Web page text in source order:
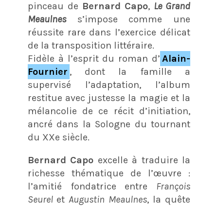
pinceau de Bernard Capo, Le Grand
Meaulness’impose comme une
réussite rare dans l’exercice délicat
de la transposition littéraire.
Fidèle à l’esprit du roman d’ Alain-
Fournier , dont la famille a
supervisé l’adaptation, l’album
restitue avec justesse la magie et la
mélancolie de ce récit d’initiation,
ancré dans la Sologne du tournant
du XXe siècle.
Bernard Capo excelle à traduire la
richesse thématique de l’œuvre :
l’amitié fondatrice entre François
Seurel etAugustin Meaulnes, la quête